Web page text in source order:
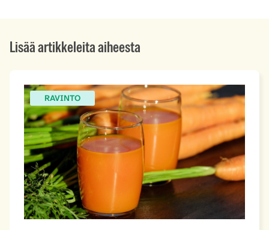
Lisää artikkeleita aiheesta
RAVINTO